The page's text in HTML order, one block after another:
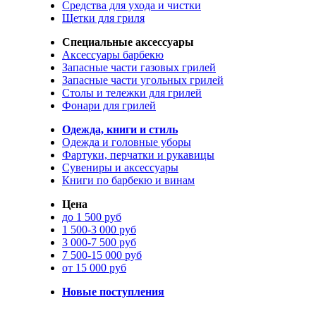
Средства для ухода и чистки
Щетки для гриля
Специальные аксессуары
Аксессуары барбекю
Запасные части газовых грилей
Запасные части угольных грилей
Столы и тележки для грилей
Фонари для грилей
Одежда, книги и стиль
Одежда и головные уборы
Фартуки, перчатки и рукавицы
Сувениры и аксессуары
Книги по барбекю и винам
Цена
до 1 500 руб
1 500-3 000 руб
3 000-7 500 руб
7 500-15 000 руб
от 15 000 руб
Новые поступления